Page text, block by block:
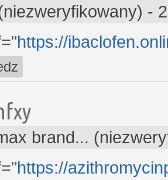
-
https://
brand...
https://